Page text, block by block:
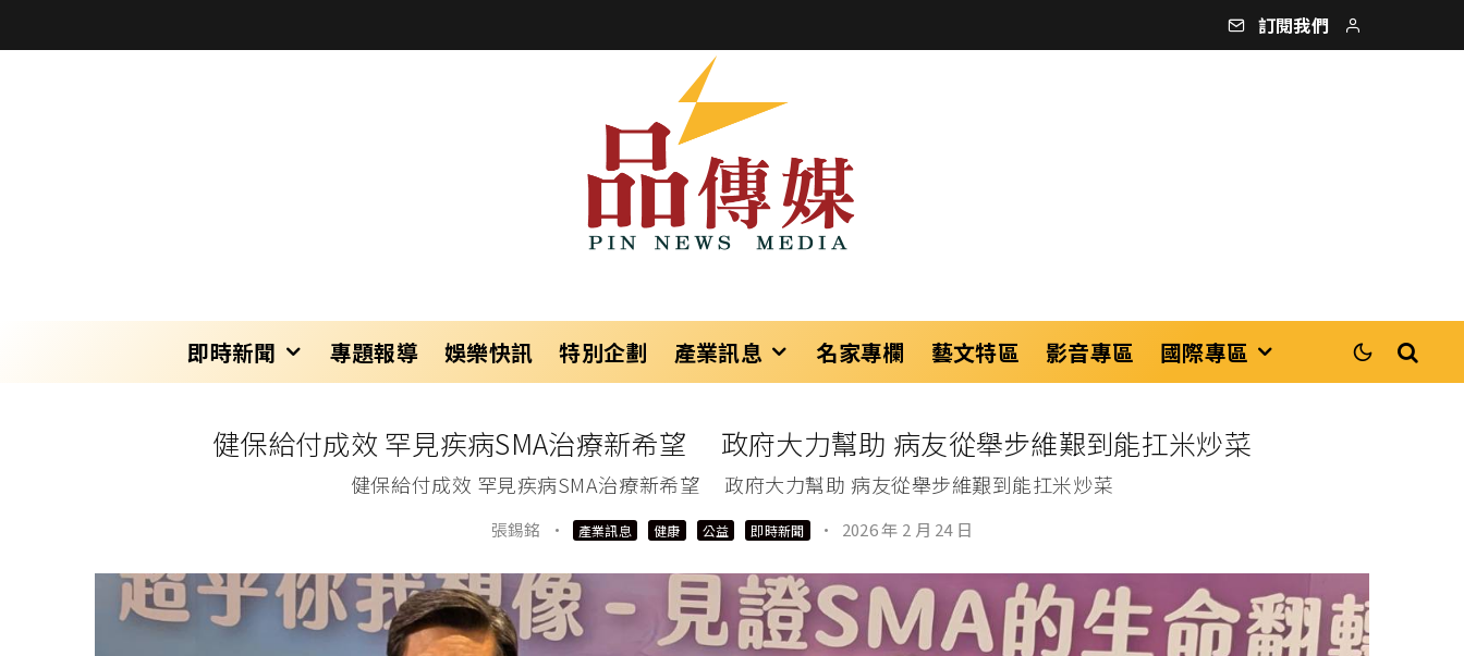
訂閱我們
即時新聞 專題報導 娛樂快訊 特別企劃 產業訊息 名家專欄 藝文特區 影音專區 國際專區
健保給付成效 罕見疾病SMA治療新希望 政府大力幫助 病友從舉步維艱到能扛米炒菜
健保給付成效 罕見疾病SMA治療新希望 政府大力幫助 病友從舉步維艱到能扛米炒菜
張錫銘 · 產業訊息 健康 公益 即時新聞 · 2026 年 2 月 24 日